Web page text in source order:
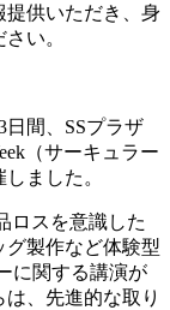
提供いただき、身
い。
日間、SSプラザ
（サーキュラー
ました。
ロスを意識した
製作など体験型
に関する講演が
、先進的な取り